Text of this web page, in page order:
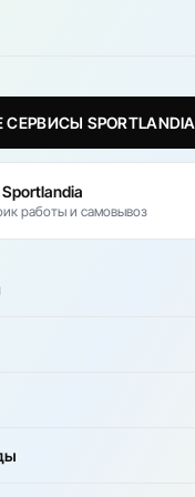
СЕРВИСЫ SPORTLANDIA
работы и самовывоз